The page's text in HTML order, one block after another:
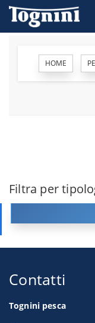
HOME
Filtra per
Contatti
Tognini pesca